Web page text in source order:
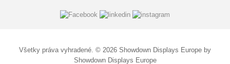
Všetky práva vyhradené. © 2026 Showdown Displays Europe by
Showdown Displays Europe